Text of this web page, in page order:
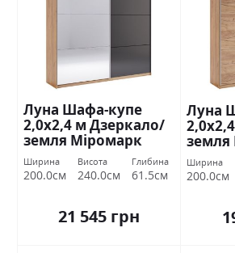
Луна Шафа-купе
2,0х2,4 м Дзеркало/
земля Міромарк
Ширина
200.0см
Висота
240.0см
Глибина
61.5см
21 545 грн
Луна
земля
Ширина
200.0см